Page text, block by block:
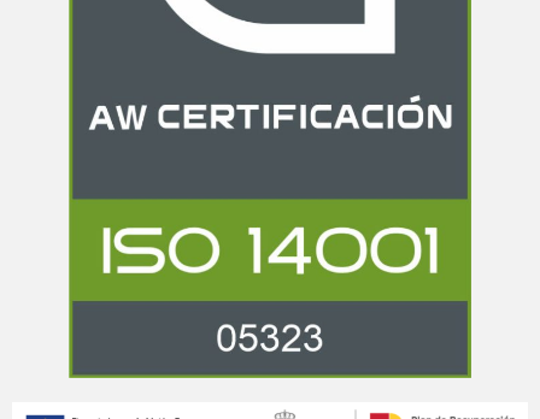
Bienvenido a Grupo Renova,
estamos aqui para solucionar
todas tus dudas.